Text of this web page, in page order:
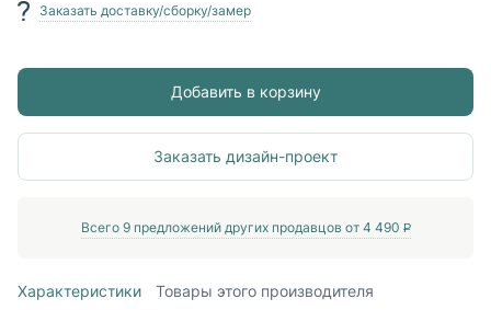
Заказать доставку/сборку/замер
Добавить в корзину
Заказать дизайн-проект
Всего 9предложений других продавцов от 4 490 P
Характеристики Товары этого производителя